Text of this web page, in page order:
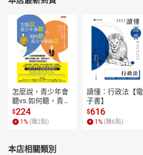
怎麼說，青少年會
聽vs.如何聽，青少
年願意說【電子
書】
$224
1 % (賺2點)
讀懂：行政法【電
子書】
$616
1 % (賺6點)
本店相關類別